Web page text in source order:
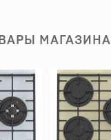
МАГАЗИНА